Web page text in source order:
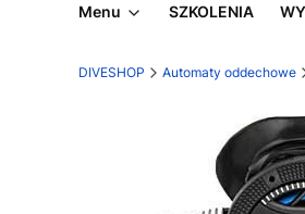
Menu SZKOLENIA
DIVESHOP Automaty oddechowe